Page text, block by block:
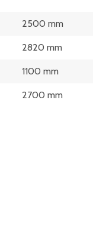
2500 mm
2820 mm
1100 mm
2700 mm